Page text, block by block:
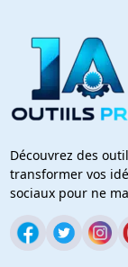
Découvrez des
transformer vos
sociaux pour ne